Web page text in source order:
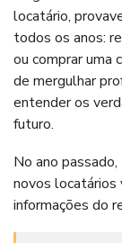
locatário,
todos os anos:
ou comprar uma
de mergulhar
entender os
futuro.
No ano
novos locatários
informações do